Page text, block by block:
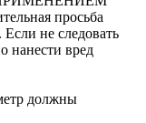
просьба
не следовать
нанести вред
должны